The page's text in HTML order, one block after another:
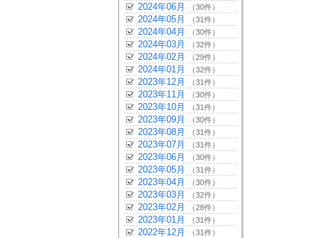
2024年06月 （30件）
2024年05月 （31件）
2024年04月 （30件）
2024年03月 （32件）
2024年02月 （29件）
2024年01月 （32件）
2023年12月 （31件）
2023年11月 （30件）
2023年10月 （31件）
2023年09月 （30件）
2023年08月 （31件）
2023年07月 （31件）
2023年06月 （30件）
2023年05月 （31件）
2023年04月 （30件）
2023年03月 （32件）
2023年02月 （28件）
2023年01月 （31件）
2022年12月 （31件）